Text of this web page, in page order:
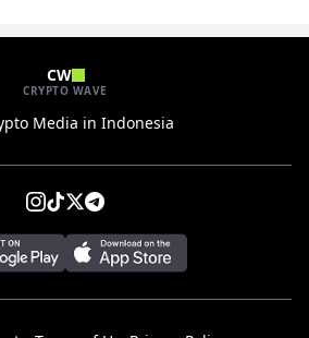
CW
CRYPTO WAVE
Media in Indonesia